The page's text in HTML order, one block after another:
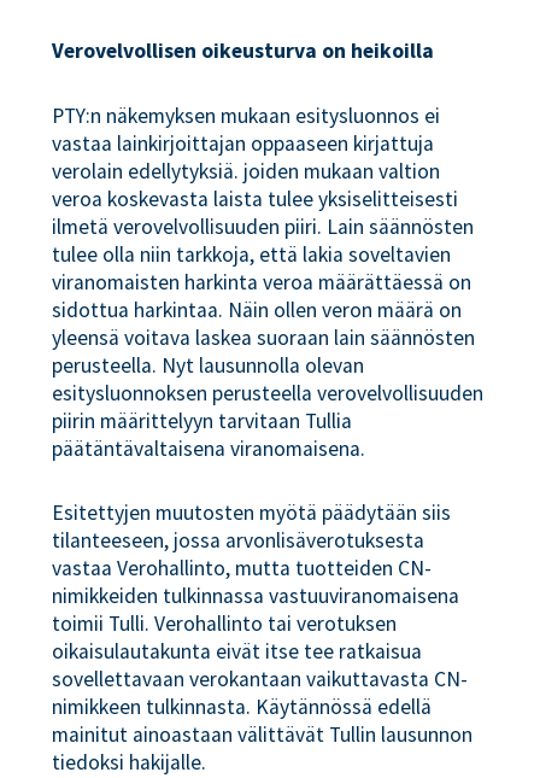
Verovelvollisen oikeusturva on heikoilla
PTY:n näkemyksen mukaan esitysluonnos ei
vastaa lainkirjoittajan oppaaseen kirjattuja
verolain edellytyksiä. joiden mukaan valtion
veroa koskevasta laista tulee yksiselitteisesti
ilmetä verovelvollisuuden piiri. Lain säännösten
tulee olla niin tarkkoja, että lakia soveltavien
viranomaisten harkinta veroa määrättäessä on
sidottua harkintaa. Näin ollen veron määrä on
yleensä voitava laskea suoraan lain säännösten
perusteella. Nyt lausunnolla olevan
esitysluonnoksen perusteella verovelvollisuuden
piirin määrittelyyn tarvitaan Tullia
päätäntävaltaisena viranomaisena.
Esitettyjen muutosten myötä päädytään siis
tilanteeseen, jossa arvonlisäverotuksesta
vastaa Verohallinto, mutta tuotteiden CN-
nimikkeiden tulkinnassa vastuuviranomaisena
toimii Tulli. Verohallinto tai verotuksen
oikaisulautakunta eivät itse tee ratkaisua
sovellettavaan verokantaan vaikuttavasta CN-
nimikkeen tulkinnasta. Käytännössä edellä
mainitut ainoastaan välittävät Tullin lausunnon
tiedoksi hakijalle.